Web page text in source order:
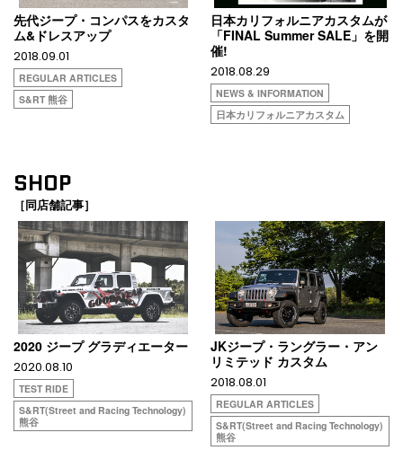
先代ジープ・コンパスをカスタ
ム&ドレスアップ
2018.09.01
REGULAR ARTICLES
S&RT 熊谷
日本カリフォルニアカスタムが
「FINAL Summer SALE」を開
催!
2018.08.29
NEWS & INFORMATION
日本カリフォルニアカスタム
SHOP
［同店舗記事］
2020 ジープ グラディエーター
2020.08.10
TEST RIDE
S&RT(Street and Racing Technology)
熊谷
JKジープ・ラングラー・アン
リミテッド カスタム
2018.08.01
REGULAR ARTICLES
S&RT(Street and Racing Technology)
熊谷